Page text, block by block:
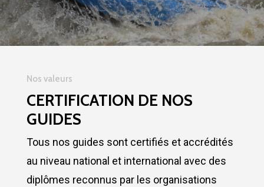
Nos valeurs
CERTIFICATION DE NOS
GUIDES
Tous nos guides sont certifiés et accrédités
au niveau national et international avec des
diplômes reconnus par les organisations